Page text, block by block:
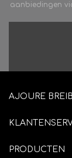
aanbiedingen
AJOURE
PRODUCTEN